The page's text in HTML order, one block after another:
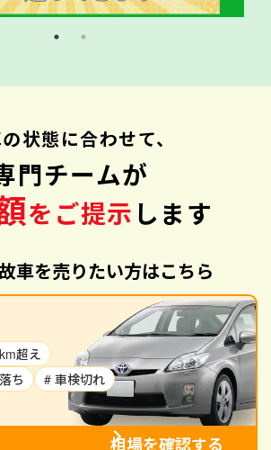
状態に合わせて、
門チームが
をご提示 します
車を売りたい方はこちら
超え
ち
# 車検切れ
相場を確認する